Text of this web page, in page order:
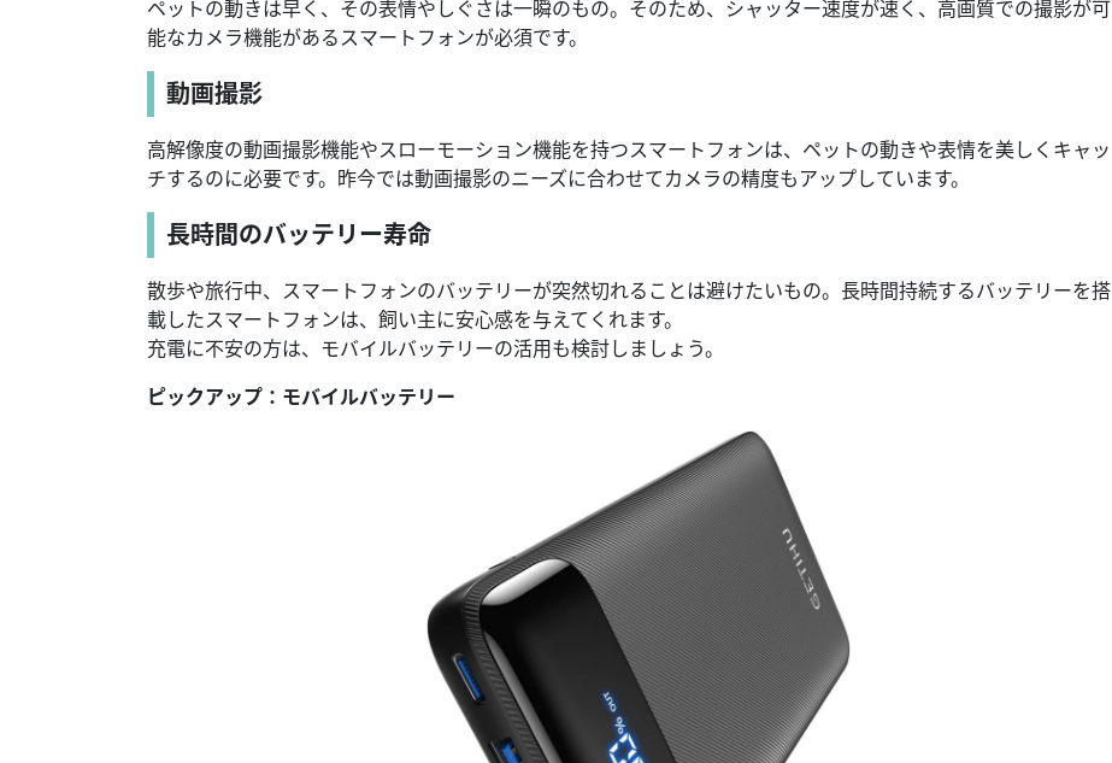
ペットの動きは早く、その表情やしぐさは一瞬のもの。そのため、シャッター速度が速く、高画質での撮影が可
能なカメラ機能があるスマートフォンが必須です。
動画撮影
高解像度の動画撮影機能やスローモーション機能を持つスマートフォンは、ペットの動きや表情を美しくキャッ
チするのに必要です。昨今では動画撮影のニーズに合わせてカメラの精度もアップしています。
長時間のバッテリー寿命
散歩や旅行中、スマートフォンのバッテリーが突然切れることは避けたいもの。長時間持続するバッテリーを搭
載したスマートフォンは、飼い主に安心感を与えてくれます。
充電に不安の方は、モバイルバッテリーの活用も検討しましょう。
ピックアップ：モバイルバッテリー